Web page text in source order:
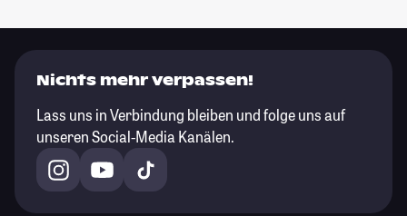
Nichts mehr verpassen!
Lass uns in Verbindung bleiben und folge uns auf
unseren Social-Media Kanälen.